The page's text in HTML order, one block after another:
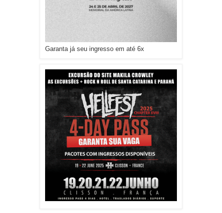
Garanta já seu ingresso em até 6x